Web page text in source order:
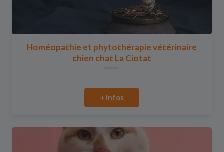
Homéopathie et phytothérapie vétérinaire
chien chat La Ciotat
+ infos